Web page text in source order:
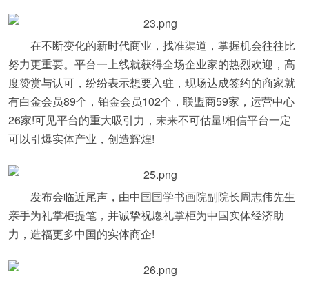
在不断变化的新时代商业，找准渠道，掌握机会往往比
努力更重要。平台一上线就获得全场企业家的热烈欢迎，高
度赞赏与认可，纷纷表示想要入驻，现场达成签约的商家就
有白金会员89个，铂金会员102个，联盟商59家，运营中心
26家!可见平台的重大吸引力，未来不可估量!相信平台一定
可以引爆实体产业，创造辉煌!
发布会临近尾声，由中国国学书画院副院长周志伟先生
亲手为礼掌柜提笔，并诚挚祝愿礼掌柜为中国实体经济助
力，造福更多中国的实体商企!